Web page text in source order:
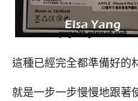
這種已經完全都準備好的
就是一步一步慢慢地跟著